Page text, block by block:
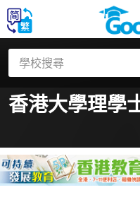
香港大學理學